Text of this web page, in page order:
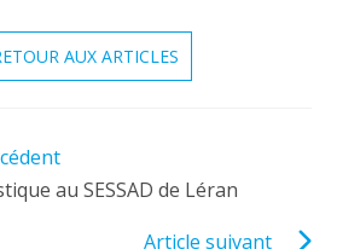
AUX ARTICLES
au SESSAD de Léran
Article suivant